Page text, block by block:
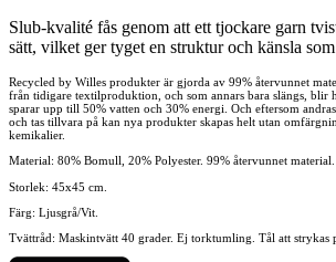
Slub-kvalité fås genom att ett tjockare garn
sätt, vilket ger tyget en struktur och känsla
Recycled by Willes produkter är gjorda av 99% återvunnet
från tidigare textilproduktion, och som annars bara slängs, blir
sparar upp till 50% vatten och 30% energi. Och eftersom
och tas tillvara på kan nya produkter skapas helt utan
kemikalier.
Material: 80% Bomull, 20% Polyester. 99% återvunnet material.
Storlek: 45x45 cm.
Färg: Ljusgrå/Vit.
Tvättråd: Maskintvätt 40 grader. Ej torktumling. Tål att strykas